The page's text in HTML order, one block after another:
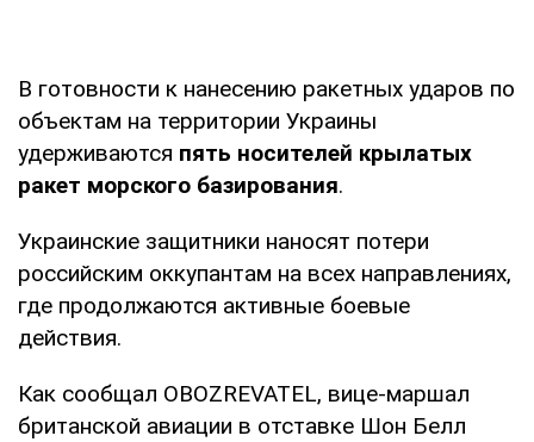
В готовности к нанесению ракетных ударов по
объектам на территории Украины
удерживаются пять носителей крылатых
ракет морского базирования.
Украинские защитники наносят потери
российским оккупантам на всех направлениях,
где продолжаются активные боевые
действия.
Как сообщал OBOZREVATEL, вице-маршал
британской авиации в отставке Шон Белл